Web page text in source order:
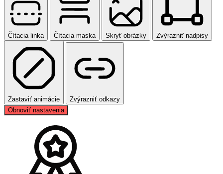
Čítacia linka Čítacia maska Skryť obrázky Zvýrazniť nadpisy
Zastaviť animácie
Zvýrazniť odkazy
Obnoviť nastavenia